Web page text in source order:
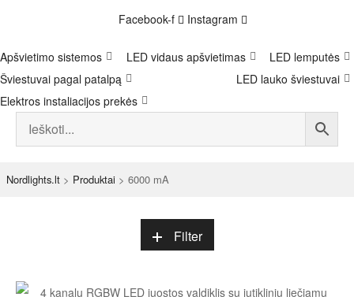
Facebook-f Instagram
Apšvietimo sistemos LED vidaus apšvietimas
LED lemputės
Šviestuvai pagal patalpą
LED lauko šviestuvai
Elektros instaliacijos prekės
Nordlights.lt > Produktai > 6000 mA
Filter